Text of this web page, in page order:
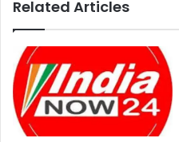
Related Articles